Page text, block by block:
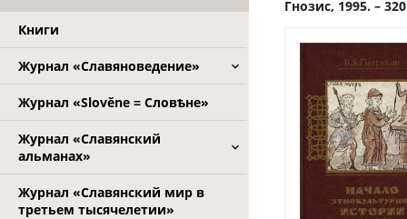
Книги
Журнал «Славяноведение»
Журнал «Slověne = Словѣне»
Журнал «Славянский
альманах»
Журнал «Славянский мир в
третьем тысячелетии»
Гнозис, 1995. –